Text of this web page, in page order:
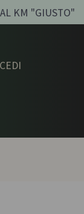
KM "GIUSTO"